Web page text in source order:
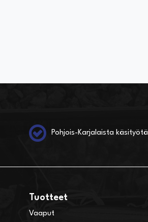
Pohjois-Karjalaista käsityötä
Tuotteet
Vaaput